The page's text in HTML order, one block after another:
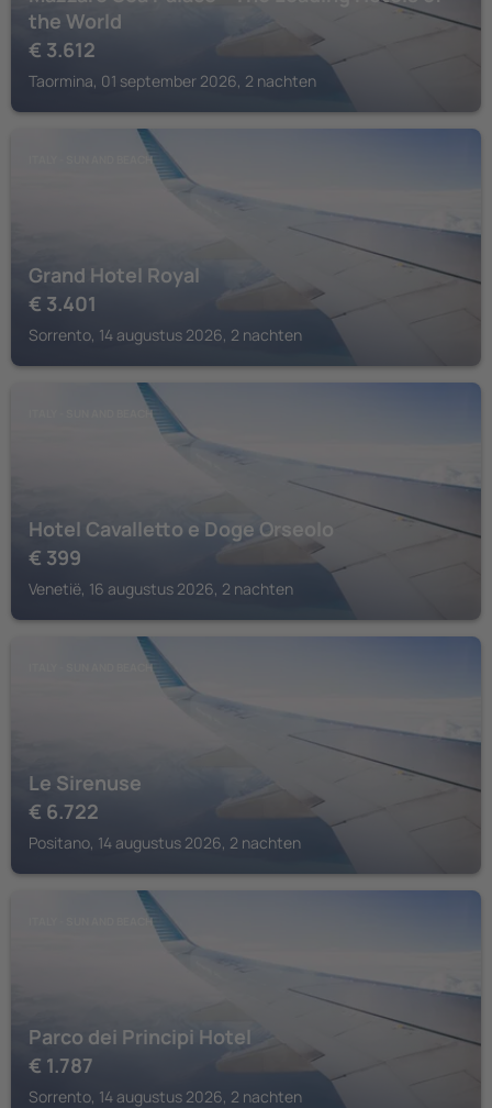
the World
€ 3.612
Taormina, 01 september 2026, 2 nachten
ITALY - SUN AND BEACH
Grand Hotel Royal
€ 3.401
Sorrento, 14 augustus 2026, 2 nachten
ITALY - SUN AND BEACH
Hotel Cavalletto e Doge Orseolo
€ 399
Venetië, 16 augustus 2026, 2 nachten
ITALY - SUN AND BEACH
Le Sirenuse
€ 6.722
Positano, 14 augustus 2026, 2 nachten
ITALY - SUN AND BEACH
Parco dei Principi Hotel
€ 1.787
Sorrento, 14 augustus 2026, 2 nachten